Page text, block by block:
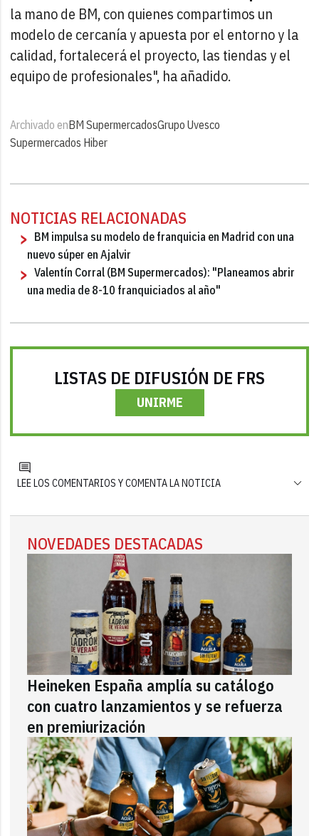
la mano de BM, con quienes compartimos un
modelo de cercanía y apuesta por el entorno y la
calidad, fortalecerá el proyecto, las tiendas y el
equipo de profesionales", ha añadido.
Archivado enBM SupermercadosGrupo Uvesco
Supermercados Hiber
NOTICIAS RELACIONADAS
BM impulsa su modelo de franquicia en Madrid con una
nuevo súper en Ajalvir
Valentín Corral (BM Supermercados): "Planeamos abrir
una media de 8-10 franquiciados al año"
LISTAS DE DIFUSIÓN DE FRS
UNIRME
LEE LOS COMENTARIOS Y COMENTA LA NOTICIA
NOVEDADES DESTACADAS
Heineken España amplía su catálogo
con cuatro lanzamientos y se refuerza
en premiurización